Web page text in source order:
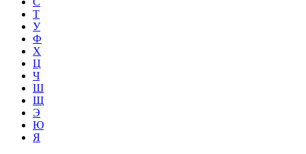
Т
У
Ф
Х
Ц
Ч
Ш
Щ
Э
Ю
Я